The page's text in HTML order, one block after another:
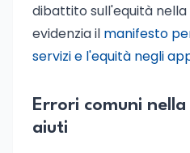
dibattito sull'equità
evidenzia il manifesto
servizi e l'equità negli
Errori comuni
aiuti